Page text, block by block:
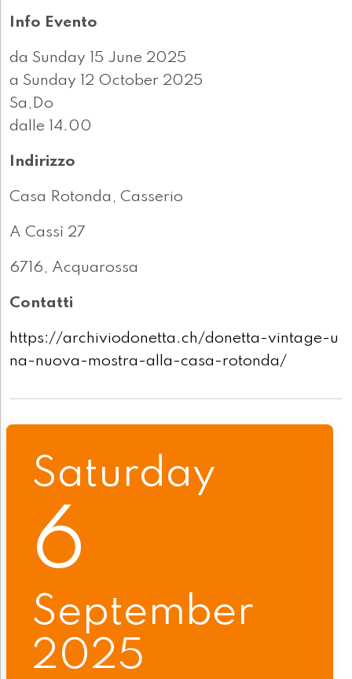
Info Evento
da Sunday 15 June 2025
a Sunday 12 October 2025
Sa,Do
dalle 14.00
Indirizzo
Casa Rotonda, Casserio
A Cassì 27
6716, Acquarossa
Contatti
https://archiviodonetta.ch/donetta-vintage-u
na-nuova-mostra-alla-casa-rotonda/
Saturday
6
September
2025